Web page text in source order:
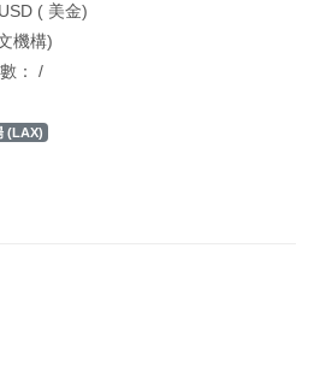
( 美金)
機構)
： /
(LAX)